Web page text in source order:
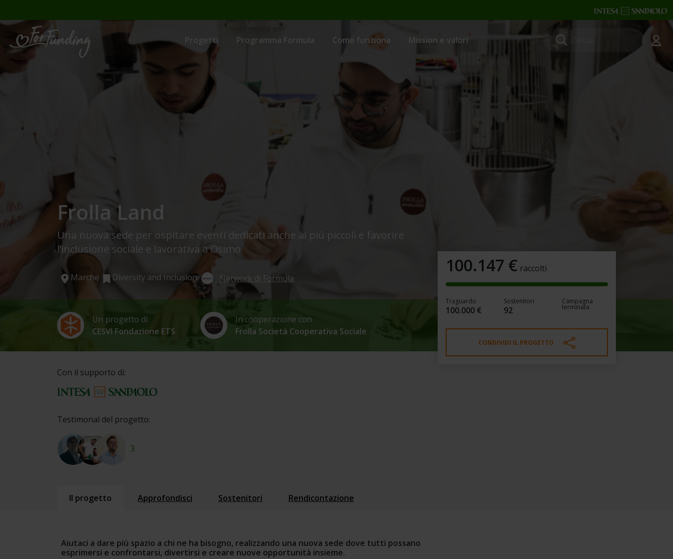
Progetti Programma Formula Come funziona Mission e valori
Frolla Land
Una nuova sede per ospitare eventi dedicati anche ai più piccoli e favorire
l’inclusione sociale e lavorativa a Osimo
Marche Diversity and Inclusion Network di Formula
Un progetto di
CESVI Fondazione ETS
In cooperazione con
Frolla Società Cooperativa Sociale
100.147 € raccolti
Traguardo
100.000 €
Sostenitori
92
Campagna
terminata
CONDIVIDI IL PROGETTO
Con il supporto di:
Testimonal del progetto:
3
Il progetto Approfondisci Sostenitori Rendicontazione
Aiutaci a dare più spazio a chi ne ha bisogno, realizzando una nuova sede dove tutti possano
esprimersi e confrontarsi, divertirsi e creare nuove opportunità insieme.